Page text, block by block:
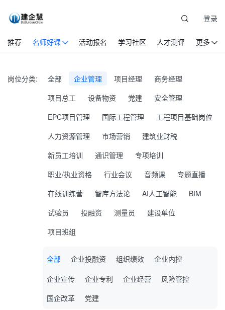
推荐 名师好课 活动报名 学习社区 人才测评 更多
登录
岗位分类: 全部 企业管理 项目经理
商务经理
项目总工
设备物资 党建
安全管理
EPC项目管理
国际工程管理
工程项目基础岗位
人力资源管理
市场营销
建筑业财税
新员工培训
通识管理
专项培训
职业/执业资格
行业会议 音频课
专题直播
在线训练营
智库方法论 AI人工智能
BIM
试验员
投融资 测量员
建设单位
项目班组
全部 企业投融资 组织绩效
企业内控
企业宣传
企业专利 企业经营
风险管控
国企改革
党建